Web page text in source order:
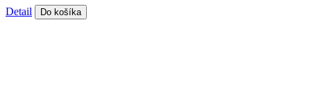
Detail Do košíka